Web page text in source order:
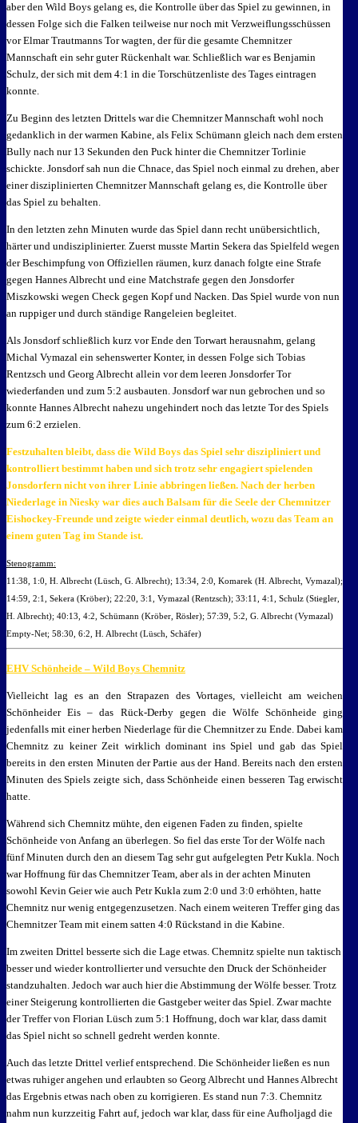
aber den Wild Boys gelang es, die Kontrolle über das Spiel zu gewinnen, in
dessen Folge sich die Falken teilweise nur noch mit Verzweiflungsschüssen
vor Elmar Trautmanns Tor wagten, der für die gesamte Chemnitzer
Mannschaft ein sehr guter Rückenhalt war. Schließlich war es Benjamin
Schulz, der sich mit dem 4:1 in die Torschützenliste des Tages eintragen
konnte.
Zu Beginn des letzten Drittels war die Chemnitzer Mannschaft wohl noch
gedanklich in der warmen Kabine, als Felix Schümann gleich nach dem ersten
Bully nach nur 13 Sekunden den Puck hinter die Chemnitzer Torlinie
schickte. Jonsdorf sah nun die Chnace, das Spiel noch einmal zu drehen, aber
einer disziplinierten Chemnitzer Mannschaft gelang es, die Kontrolle über
das Spiel zu behalten.
In den letzten zehn Minuten wurde das Spiel dann recht unübersichtlich,
härter und undisziplinierter. Zuerst musste Martin Sekera das Spielfeld wegen
der Beschimpfung von Offiziellen räumen, kurz danach folgte eine Strafe
gegen Hannes Albrecht und eine Matchstrafe gegen den Jonsdorfer
Miszkowski wegen Check gegen Kopf und Nacken. Das Spiel wurde von nun
an ruppiger und durch ständige Rangeleien begleitet.
Als Jonsdorf schließlich kurz vor Ende den Torwart herausnahm, gelang
Michal Vymazal ein sehenswerter Konter, in dessen Folge sich Tobias
Rentzsch und Georg Albrecht allein vor dem leeren Jonsdorfer Tor
wiederfanden und zum 5:2 ausbauten. Jonsdorf war nun gebrochen und so
konnte Hannes Albrecht nahezu ungehindert noch das letzte Tor des Spiels
zum 6:2 erzielen.
Festzuhalten bleibt, dass die Wild Boys das Spiel sehr diszipliniert und
kontrolliert bestimmt haben und sich trotz sehr engagiert spielenden
Jonsdorfern nicht von ihrer Linie abbringen ließen. Nach der herben
Niederlage in Niesky war dies auch Balsam für die Seele der Chemnitzer
Eishockey-Freunde und zeigte wieder einmal deutlich, wozu das Team an
einem guten Tag im Stande ist.
Stenogramm:
11:38, 1:0, H. Albrecht (Lüsch, G. Albrecht); 13:34, 2:0, Komarek (H. Albrecht, Vymazal);
14:59, 2:1, Sekera (Kröber); 22:20, 3:1, Vymazal (Rentzsch); 33:11, 4:1, Schulz (Stiegler,
H. Albrecht); 40:13, 4:2, Schümann (Kröber, Rösler); 57:39, 5:2, G. Albrecht (Vymazal)
Empty-Net; 58:30, 6:2, H. Albrecht (Lüsch, Schäfer)
EHV Schönheide – Wild Boys Chemnitz
Vielleicht lag es an den Strapazen des Vortages, vielleicht am weichen
Schönheider Eis – das Rück-Derby gegen die Wölfe Schönheide ging
jedenfalls mit einer herben Niederlage für die Chemnitzer zu Ende. Dabei kam
Chemnitz zu keiner Zeit wirklich dominant ins Spiel und gab das Spiel
bereits in den ersten Minuten der Partie aus der Hand. Bereits nach den ersten
Minuten des Spiels zeigte sich, dass Schönheide einen besseren Tag erwischt
hatte.
Während sich Chemnitz mühte, den eigenen Faden zu finden, spielte
Schönheide von Anfang an überlegen. So fiel das erste Tor der Wölfe nach
fünf Minuten durch den an diesem Tag sehr gut aufgelegten Petr Kukla. Noch
war Hoffnung für das Chemnitzer Team, aber als in der achten Minuten
sowohl Kevin Geier wie auch Petr Kukla zum 2:0 und 3:0 erhöhten, hatte
Chemnitz nur wenig entgegenzusetzen. Nach einem weiteren Treffer ging das
Chemnitzer Team mit einem satten 4:0 Rückstand in die Kabine.
Im zweiten Drittel besserte sich die Lage etwas. Chemnitz spielte nun taktisch
besser und wieder kontrollierter und versuchte den Druck der Schönheider
standzuhalten. Jedoch war auch hier die Abstimmung der Wölfe besser. Trotz
einer Steigerung kontrollierten die Gastgeber weiter das Spiel. Zwar machte
der Treffer von Florian Lüsch zum 5:1 Hoffnung, doch war klar, dass damit
das Spiel nicht so schnell gedreht werden konnte.
Auch das letzte Drittel verlief entsprechend. Die Schönheider ließen es nun
etwas ruhiger angehen und erlaubten so Georg Albrecht und Hannes Albrecht
das Ergebnis etwas nach oben zu korrigieren. Es stand nun 7:3. Chemnitz
nahm nun kurzzeitig Fahrt auf, jedoch war klar, dass für eine Aufholjagd die